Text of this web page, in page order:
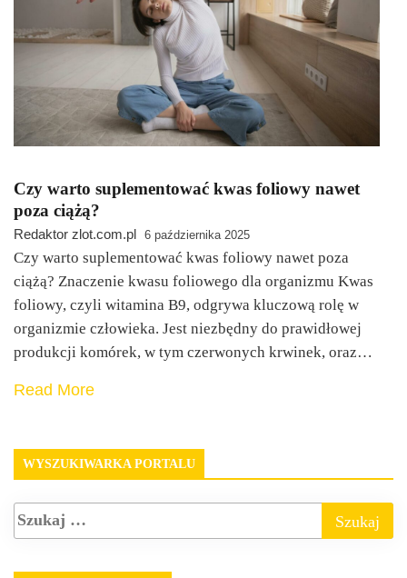
Czy warto suplementować kwas foliowy nawet
poza ciążą?
Redaktor zlot.com.pl 6 października 2025
Czy warto suplementować kwas foliowy nawet poza
ciążą? Znaczenie kwasu foliowego dla organizmu Kwas
foliowy, czyli witamina B9, odgrywa kluczową rolę w
organizmie człowieka. Jest niezbędny do prawidłowej
produkcji komórek, w tym czerwonych krwinek, oraz…
Read More
WYSZUKIWARKA PORTALU